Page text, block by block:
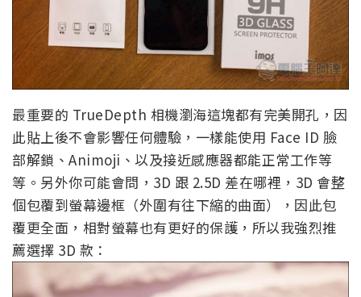
最重要的 TrueDepth 相機瀏海這塊都有完美開孔，因
此貼上後不會影響任何體驗，一樣能使用 Face ID 臉
部解鎖、Animoji、以及接近感應器都能正常工作等
等。另外你可能會問，3D 跟 2.5D 差在哪裡，3D 會整
個包覆到螢幕邊框（外圍有往下縮的曲面），因此包
覆更全面，相對螢幕也有更好的保護，所以我強烈推
薦選擇 3D 款：